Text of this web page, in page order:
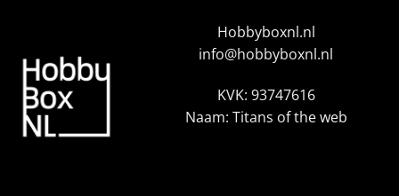
Hobbyboxnl.nl
info@hobbyboxnl.nl
KVK: 93747616
Naam: Titans of the web